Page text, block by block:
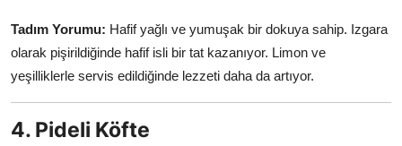
Tadım Yorumu: Hafif yağlı ve yumuşak bir dokuya sahip. Izgara
olarak pişirildiğinde hafif isli bir tat kazanıyor. Limon ve
yeşilliklerle servis edildiğinde lezzeti daha da artıyor.
4. Pideli Köfte